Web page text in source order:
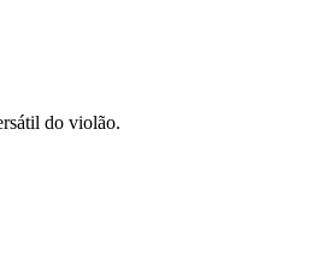
do violão.